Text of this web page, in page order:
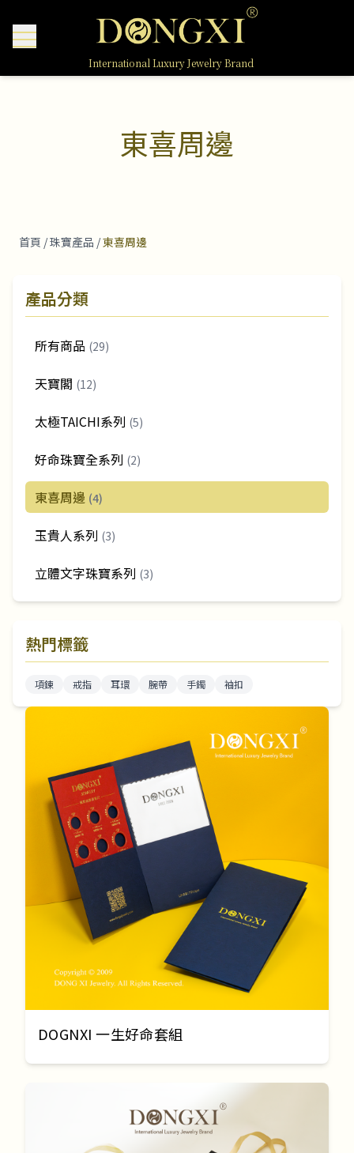
International Luxury Jewelry Brand
東喜周邊
首頁 /珠寶產品 /東喜周邊
產品分類
所有商品 (29)
天寶閣 (12)
太極TAICHI系列 (5)
好命珠寶全系列 (2)
東喜周邊 (4)
玉貴人系列 (3)
立體文字珠寶系列 (3)
熱門標籤
項鍊 戒指 耳環 腕帶 手鐲 袖扣
DOGNXI 一生好命套組